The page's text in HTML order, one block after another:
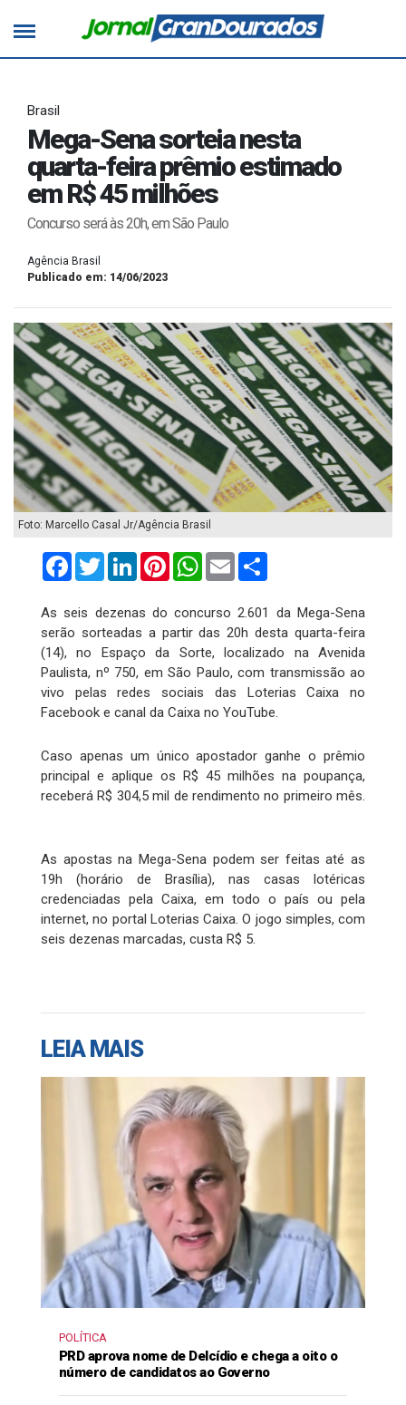
Brasil
Mega-Sena sorteia nesta
quarta-feira prêmio estimado
em R$ 45 milhões
Concurso será às 20h, em São Paulo
Agência Brasil
Publicado em: 14/06/2023
Foto: Marcello Casal Jr/Agência Brasil
FacebookTwitterLinkedInPinterestWhatsApp
Email
As seis dezenas do concurso 2.601 da Mega-Sena
serão sorteadas a partir das 20h desta quarta-feira
(14), no Espaço da Sorte, localizado na Avenida
Paulista, nº 750, em São Paulo, com transmissão ao
vivo pelas redes sociais das Loterias Caixa no
Facebook e canal da Caixa no YouTube.
Caso apenas um único apostador ganhe o prêmio
principal e aplique os R$ 45 milhões na poupança,
receberá R$ 304,5 mil de rendimento no primeiro mês.
As apostas na Mega-Sena podem ser feitas até as
19h (horário de Brasília), nas casas lotéricas
credenciadas pela Caixa, em todo o país ou pela
internet, no portal Loterias Caixa. O jogo simples, com
seis dezenas marcadas, custa R$ 5.
LEIA MAIS
POLÍTICA
PRD aprova nome de Delcídio e chega a oito o
número de candidatos ao Governo